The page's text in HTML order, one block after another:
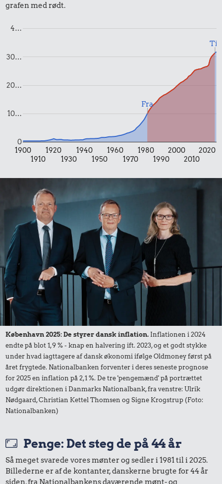
2,23 kr.
chokolade
Røget sild
43 kr.
Snaps
102 kr.
Bukser
133 kr.
Dæk
3,19 kr.
Agurk
9,26 kr.
4,95 kr.
1 kg sukker
Franskbrød
16 kr.
Kylling
grafen med rødt.
1900
1910
1920
1930
1940
1950
1960
1970
1980
1990
2000
2010
2020
0
10…
20…
30…
4…
Fra
Til
København 2025: De styrer dansk inflation. Inflationen i 2024
endte på blot 1,9 % - knap en halvering ift. 2023, og et godt stykke
under hvad iagttagere af dansk økonomi ifølge Oldmoney først på
året frygtede. Nationalbanken forventer i deres seneste prognose
for 2025 en inflation på 2,1 %. De tre 'pengemænd' på portrættet
udgør direktionen i Danmarks Nationalbank, fra venstre: Ulrik
Nødgaard, Christian Kettel Thomsen og Signe Krogstrup (Foto:
Nationalbanken)
Penge: Det steg de på 44 år
Så meget svarede vores mønter og sedler i 1981 til i 2025.
Billederne er af de kontanter, danskerne brugte for 44 år
siden, fra Nationalbankens daværende mønt- og